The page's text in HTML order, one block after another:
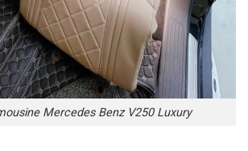
Mercedes Benz V250 Luxury